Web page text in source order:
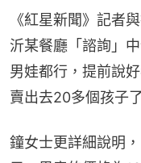
《紅星新聞》記者
沂某餐廳「諮詢」
男娃都行，提前說
賣出去20多個孩子了
鐘女士更詳細說明